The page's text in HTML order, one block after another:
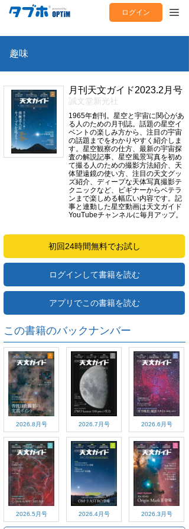
ログイン
趣味
月刊天文ガイド2023.2月号
誠文堂新光社
1965年創刊。星空と宇宙に関心があ
る人のための月刊誌。話題の星空イ
ベントの楽しみ方から、注目の宇宙
の話題までをわかりやすく紹介しま
す。星空観察の仕方、最新の宇宙探
査の解説記事、星空風景写真を初め
て撮る人のための撮影方法紹介、天
体望遠鏡の使い方、注目の天文グッ
ズ紹介、ディープな天体写真撮影テ
クニックなど、ビギナーからベテラ
ンまで楽しめる幅広い内容です。記
事と連動した星空動画は天文ガイド
YouTubeチャンネルに毎月アップ。
初回24時間無料でお試し
ログインして書籍を読む
アプリでこの書籍を読む
この書籍のバックナンバー
2026.8月号 2026.7月号 2026.6月号
2026.5月号 2026.4月号 2026.3月号